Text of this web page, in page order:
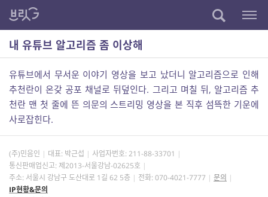
내 유튜브 알고리즘 좀 이상해
유튜브에서 무서운 이야기 영상을 보고 났더니 알고리즘으로 인해
추천란이 온갖 공포 채널로 뒤덮인다. 그리고 며칠 뒤, 알고리즘 추
천란 맨 첫 줄에 뜬 의문의 스트리밍 영상을 본 직후 섬뜩한 기운에
사로잡힌다.
(주)민음인 대표: 박근섭 사업자번호: 211-88-33701
통신판매업신고: 제2013-서울강남-02625호
주소: 서울시 강남구 도산대로 1길 62 5층
전화: 070-4021-7777
문의
IP현황&문의